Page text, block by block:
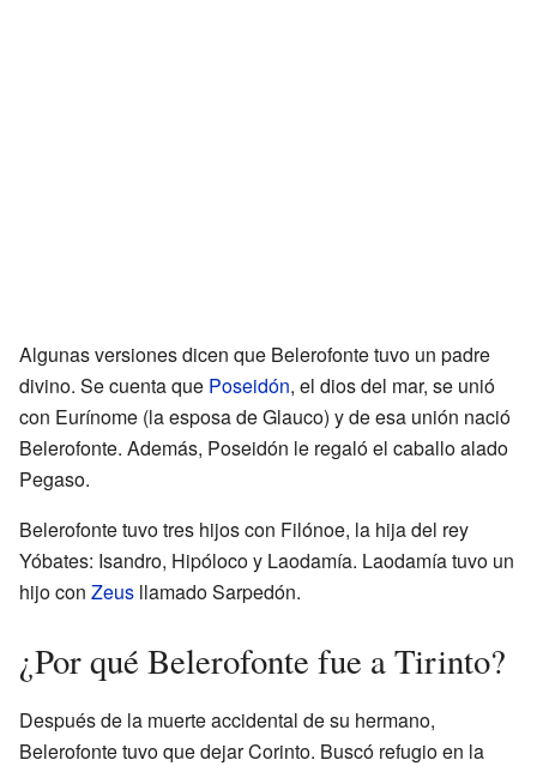
Algunas versiones dicen que Belerofonte tuvo un padre
divino. Se cuenta que Poseidón, el dios del mar, se unió
con Eurínome (la esposa de Glauco) y de esa unión nació
Belerofonte. Además, Poseidón le regaló el caballo alado
Pegaso.
Belerofonte tuvo tres hijos con Filónoe, la hija del rey
Yóbates: Isandro, Hipóloco y Laodamía. Laodamía tuvo un
hijo con Zeus llamado Sarpedón.
¿Por qué Belerofonte fue a Tirinto?
Después de la muerte accidental de su hermano,
Belerofonte tuvo que dejar Corinto. Buscó refugio en la